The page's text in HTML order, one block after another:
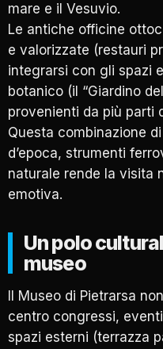
mare e il Vesuvio.
Le antiche officine
e valorizzate (restauri
integrarsi con gli spazi
botanico (il “Giardino
provenienti da più parti
Questa combinazione
d’epoca, strumenti
naturale rende la visita
emotiva.
Un polo
museo
Il Museo di Pietrarsa
centro congressi,
spazi esterni (terrazza